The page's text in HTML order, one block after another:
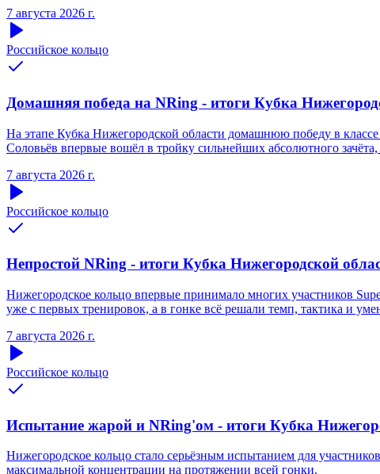
7 августа 2026 г.
Российское кольцо
Домашняя победа на NRing - итоги Кубка
На этапе Кубка Нижегородской области домашнюю победу в
Соловьёв впервые вошёл в тройку сильнейших абсолютного
7 августа 2026 г.
Российское кольцо
Непростой NRing - итоги Кубка Нижегородской
Нижегородское кольцо впервые принимало многих участников
уже с первых тренировок, а в гонке всё решали темп, тактика и
7 августа 2026 г.
Российское кольцо
Испытание жарой и NRing'ом - итоги Кубка
Нижегородское кольцо стало серьёзным испытанием для
максимальной концентрации на протяжении всей гонки.